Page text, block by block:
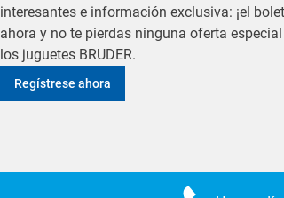
interesantes e información exclusiva: ¡el
ahora y no te pierdas ninguna oferta
los juguetes BRUDER.
Regístrese ahora